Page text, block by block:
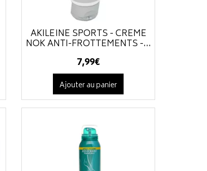
AKILEÏNE SPORTS - CRÈME
NOK ANTI-FROTTEMENTS -...
7,99€
Ajouter au panier